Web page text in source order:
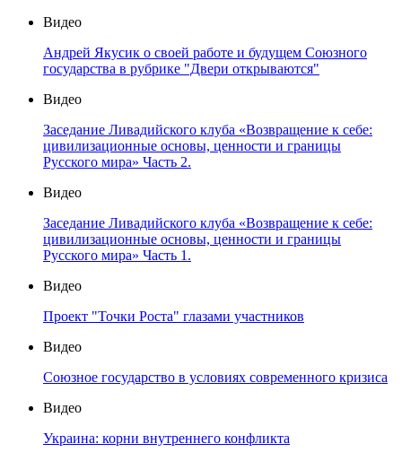
Видео
Андрей Якусик о своей работе и будущем Союзного
государства в рубрике "Двери открываются"
Видео
Заседание Ливадийского клуба «Возвращение к себе:
цивилизационные основы, ценности и границы
Русского мира» Часть 2.
Видео
Заседание Ливадийского клуба «Возвращение к себе:
цивилизационные основы, ценности и границы
Русского мира» Часть 1.
Видео
Проект "Точки Роста" глазами участников
Видео
Союзное государство в условиях современного кризиса
Видео
Украина: корни внутреннего конфликта